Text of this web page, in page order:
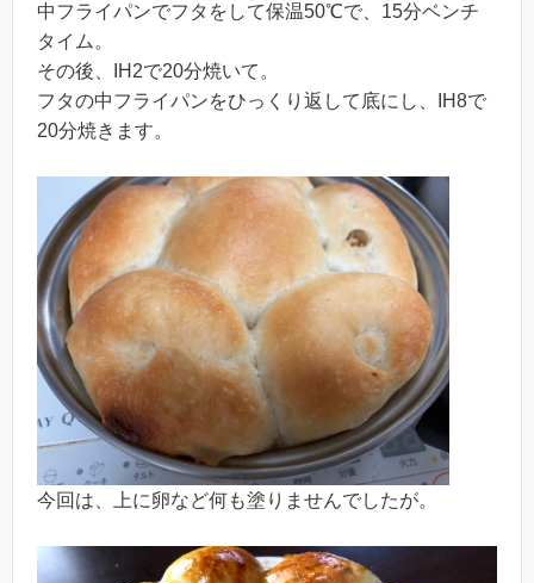
中フライパンでフタをして保温50℃で、15分ベンチ
タイム。
その後、IH2で20分焼いて。
フタの中フライパンをひっくり返して底にし、IH8で
20分焼きます。
今回は、上に卵など何も塗りませんでしたが。